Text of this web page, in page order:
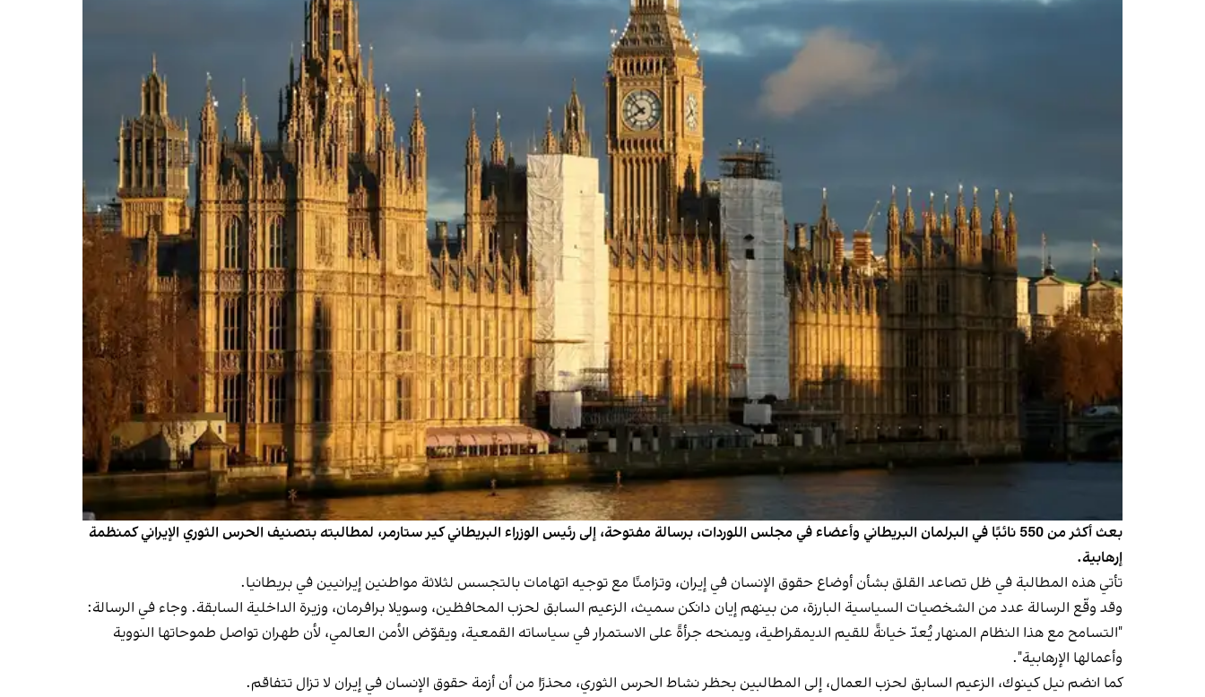
بعث أكثر من 550 نائبًا في البرلمان البريطاني وأعضاء في مجلس اللوردات، برسالة مفتوحة، إلى رئيس الوزراء البريطاني كير ستارمر، لمطالبته بتصنيف الحرس الثوري الإيراني كمنظمة
إرهابية.
تأتي هذه المطالبة في ظل تصاعد القلق بشأن أوضاع حقوق الإنسان في إيران، وتزامنًا مع توجيه اتهامات بالتجسس لثلاثة مواطنين إيرانيين في بريطانيا.
وقد وقّع الرسالة عدد من الشخصيات السياسية البارزة، من بينهم إيان دانكن سميث، الزعيم السابق لحزب المحافظين، وسويلا برافرمان، وزيرة الداخلية السابقة. وجاء في الرسالة:
"التسامح مع هذا النظام المنهار يُعدّ خيانةً للقيم الديمقراطية، ويمنحه جرأةً على الاستمرار في سياساته القمعية، ويقوّض الأمن العالمي، لأن طهران تواصل طموحاتها النووية
وأعمالها الإرهابية".
كما انضم نيل كينوك، الزعيم السابق لحزب العمال، إلى المطالبين بحظر نشاط الحرس الثوري، محذرًا من أن أزمة حقوق الإنسان في إيران لا تزال تتفاقم.